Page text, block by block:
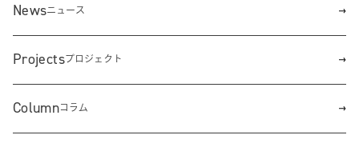
Projectsプロジェクト
Newsニュース
Columnコラム